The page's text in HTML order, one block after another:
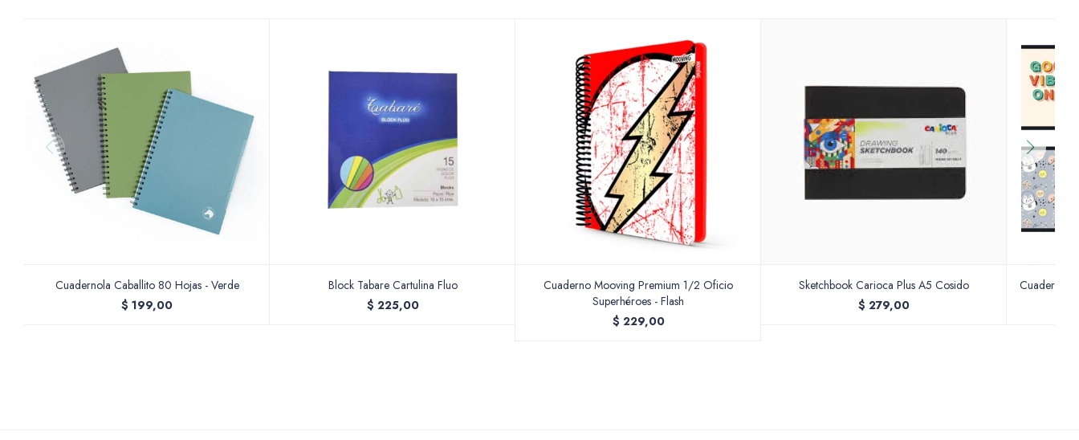
Cuadernola Caballito 80 Hojas - Verde
$ 199,00
Block Tabare Cartulina Fluo
$ 225,00
Cuaderno Mooving Premium 1/2 Oficio
Superhéroes - Flash
$ 229,00
Sketchbook Carioca Plus A5 Cosido
$ 279,00
Cuaderno